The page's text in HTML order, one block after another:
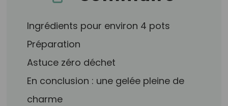
Ingrédients pour environ 4 pots
Préparation
Astuce zéro déchet
En conclusion : une gelée pleine de
charme